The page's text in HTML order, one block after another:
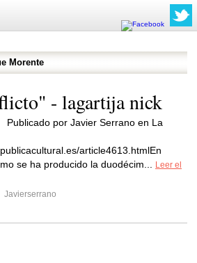
Morente
- lagartija nick
Publicado por Javier Serrano en La
article4613.htmlEn
se ha producido la duodécim...
Leer el
Javierserrano